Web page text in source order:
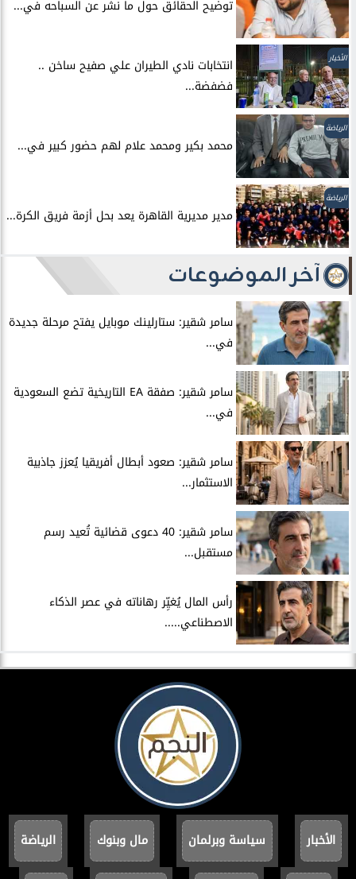
توضيح الحقائق حول ما نشر عن السباحه في...
الأخبار
انتخابات نادي الطيران علي صفيح ساخن ..
فضفضة...
الرياضة
محمد بكير ومحمد علام لهم حضور كبير في...
الرياضة
مدير مديرية القاهرة يعد بحل أزمة فريق الكرة...
آخر الموضوعات
سامر شقير: ستارلينك موبايل يفتح مرحلة جديدة
في...
سامر شقير: صفقة EA التاريخية تضع السعودية
في...
سامر شقير: صعود أبطال أفريقيا يُعزز جاذبية
الاستثمار...
سامر شقير: 40 دعوى قضائية تُعيد رسم
مستقبل...
رأس المال يُغيِّر رهاناته في عصر الذكاء
الاصطناعي.....
الأخبار سياسة وبرلمان مال وبنوك الرياضة